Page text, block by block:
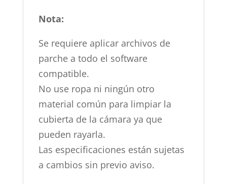
Nota:
Se requiere aplicar archivos de
parche a todo el software
compatible.
No use ropa ni ningún otro
material común para limpiar la
cubierta de la cámara ya que
pueden rayarla.
Las especificaciones están sujetas
a cambios sin previo aviso.